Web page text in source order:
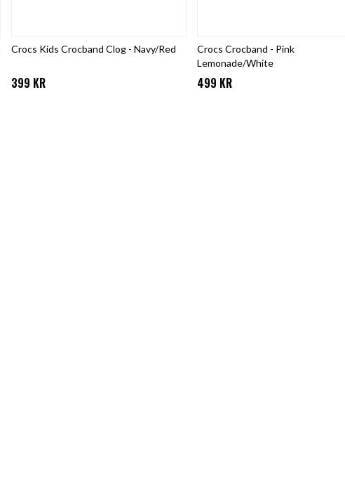
Crocs Kids Crocband Clog - Navy/Red
399 KR
Crocs Crocband - Pink
Lemonade/White
499 KR